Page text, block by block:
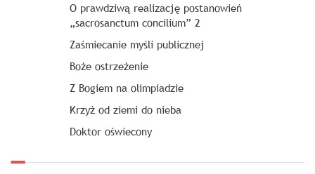
O prawdziwą realizację postanowień
„sacrosanctum concilium” 2
Zaśmiecanie myśli publicznej
Boże ostrzeżenie
Z Bogiem na olimpiadzie
Krzyż od ziemi do nieba
Doktor oświecony